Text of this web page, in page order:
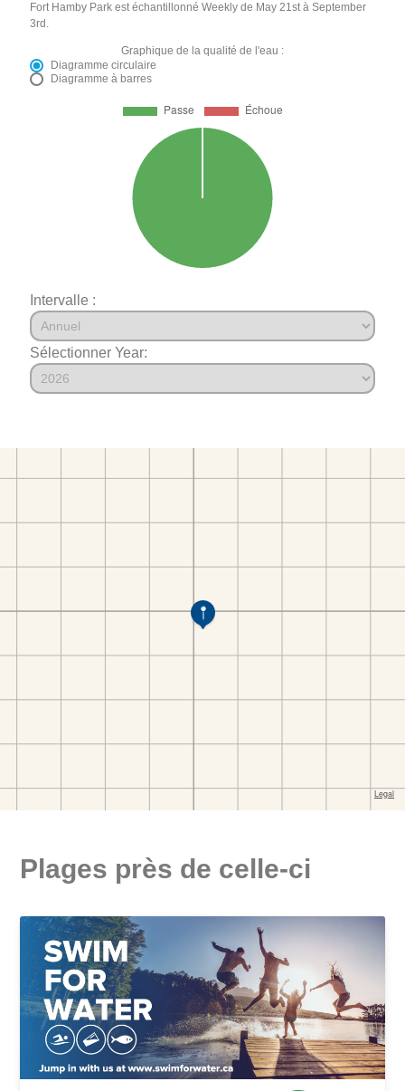
Fort Hamby Park est échantillonné Weekly de May 21st à September
3rd.
Graphique de la qualité de l'eau :
Diagramme circulaire
Diagramme à barres
Intervalle :
Sélectionner Year:
Plages près de celle-ci